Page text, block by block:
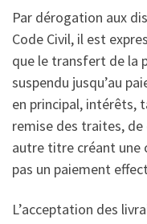
Par dérogation aux
Code Civil, il est
que le transfert de la
suspendu jusqu’au
en principal, intérêts,
remise des traites,
autre titre créant une
pas un paiement
L’acceptation des